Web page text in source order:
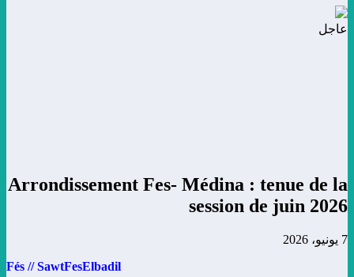
عاجل
Arrondissement Fes- Médina : tenue de la
session de juin 2026
7 يونيو، 2026
Fés // SawtFesElbadil